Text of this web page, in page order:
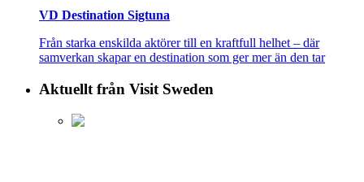
VD Destination Sigtuna
Från starka enskilda aktörer till en kraftfull helhet – där
samverkan skapar en destination som ger mer än den tar
Aktuellt från Visit Sweden